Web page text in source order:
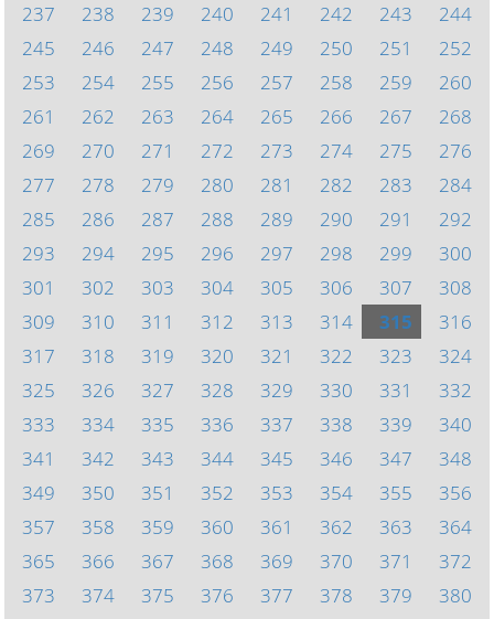
237
238 239 240 241 242 243
244
245
246 247 248 249 250 251
252
253
254 255 256 257 258 259
260
261
262 263 264 265 266 267
268
269
270 271 272 273 274 275
276
277
278 279 280 281 282 283
284
285
286 287 288 289 290 291
292
293
294 295 296 297 298 299
300
301
302 303 304 305 306 307
308
309
310 311 312 313 314 315
316
317
318 319 320 321 322 323
324
325
326 327 328 329 330 331
332
333
334 335 336 337 338 339
340
341
342 343 344 345 346 347
348
349
350 351 352 353 354 355
356
357
358 359 360 361 362 363
364
365
366 367 368 369 370 371
372
373
374 375 376 377 378 379
380